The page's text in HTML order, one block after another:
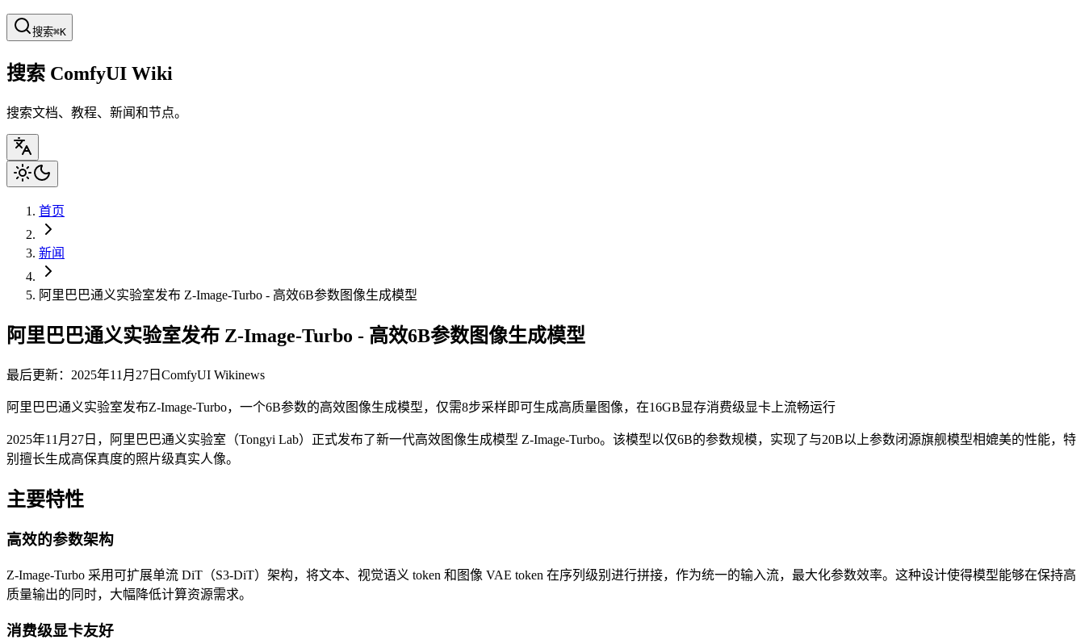
搜索⌘K
搜索 ComfyUI Wiki
搜索文档、教程、新闻和节点。
首页
新闻
阿里巴巴通义实验室发布 Z-Image-Turbo - 高效6B参数图像生成模型
阿里巴巴通义实验室发布 Z-Image-Turbo - 高效6B参数图像生成模型
最后更新：2025年11月27日 ComfyUI Wikinews
阿里巴巴通义实验室发布Z-Image-Turbo，一个6B参数的高效图像生成模型，仅需8步采样即可生成高质量图像，在16GB显存消费级显卡上流畅运行
2025年11月27日，阿里巴巴通义实验室（Tongyi Lab）正式发布了新一代高效图像生成模型 Z-Image-Turbo。该模型以仅6B的参数规模，实现了与20B以上参数闭源旗舰模型相媲美的性能，特
别擅长生成高保真度的照片级真实人像。
主要特性
高效的参数架构
Z-Image-Turbo 采用可扩展单流 DiT（S3-DiT）架构，将文本、视觉语义 token 和图像 VAE token 在序列级别进行拼接，作为统一的输入流，最大化参数效率。这种设计使得模型能够在保持高
质量输出的同时，大幅降低计算资源需求。
消费级显卡友好